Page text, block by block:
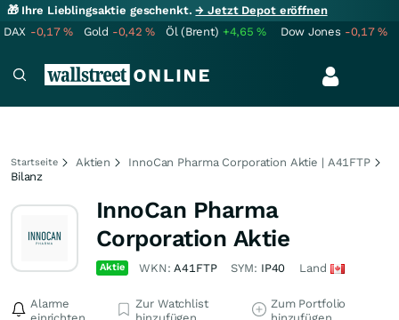
🎁 Ihre Lieblingsaktie geschenkt.→ Jetzt Depot eröffnen
DAX -0,17% Gold -0,42% Öl (Brent) +4,65% Dow Jones -0,17%
Startseite Aktien
InnoCan Pharma Corporation Aktie | A41FTP
Bilanz
InnoCan Pharma
Corporation Aktie
Aktie WKN:A41FTP SYM: IP40 Land
Alarme
Zur Watchlist
Zum Portfolio